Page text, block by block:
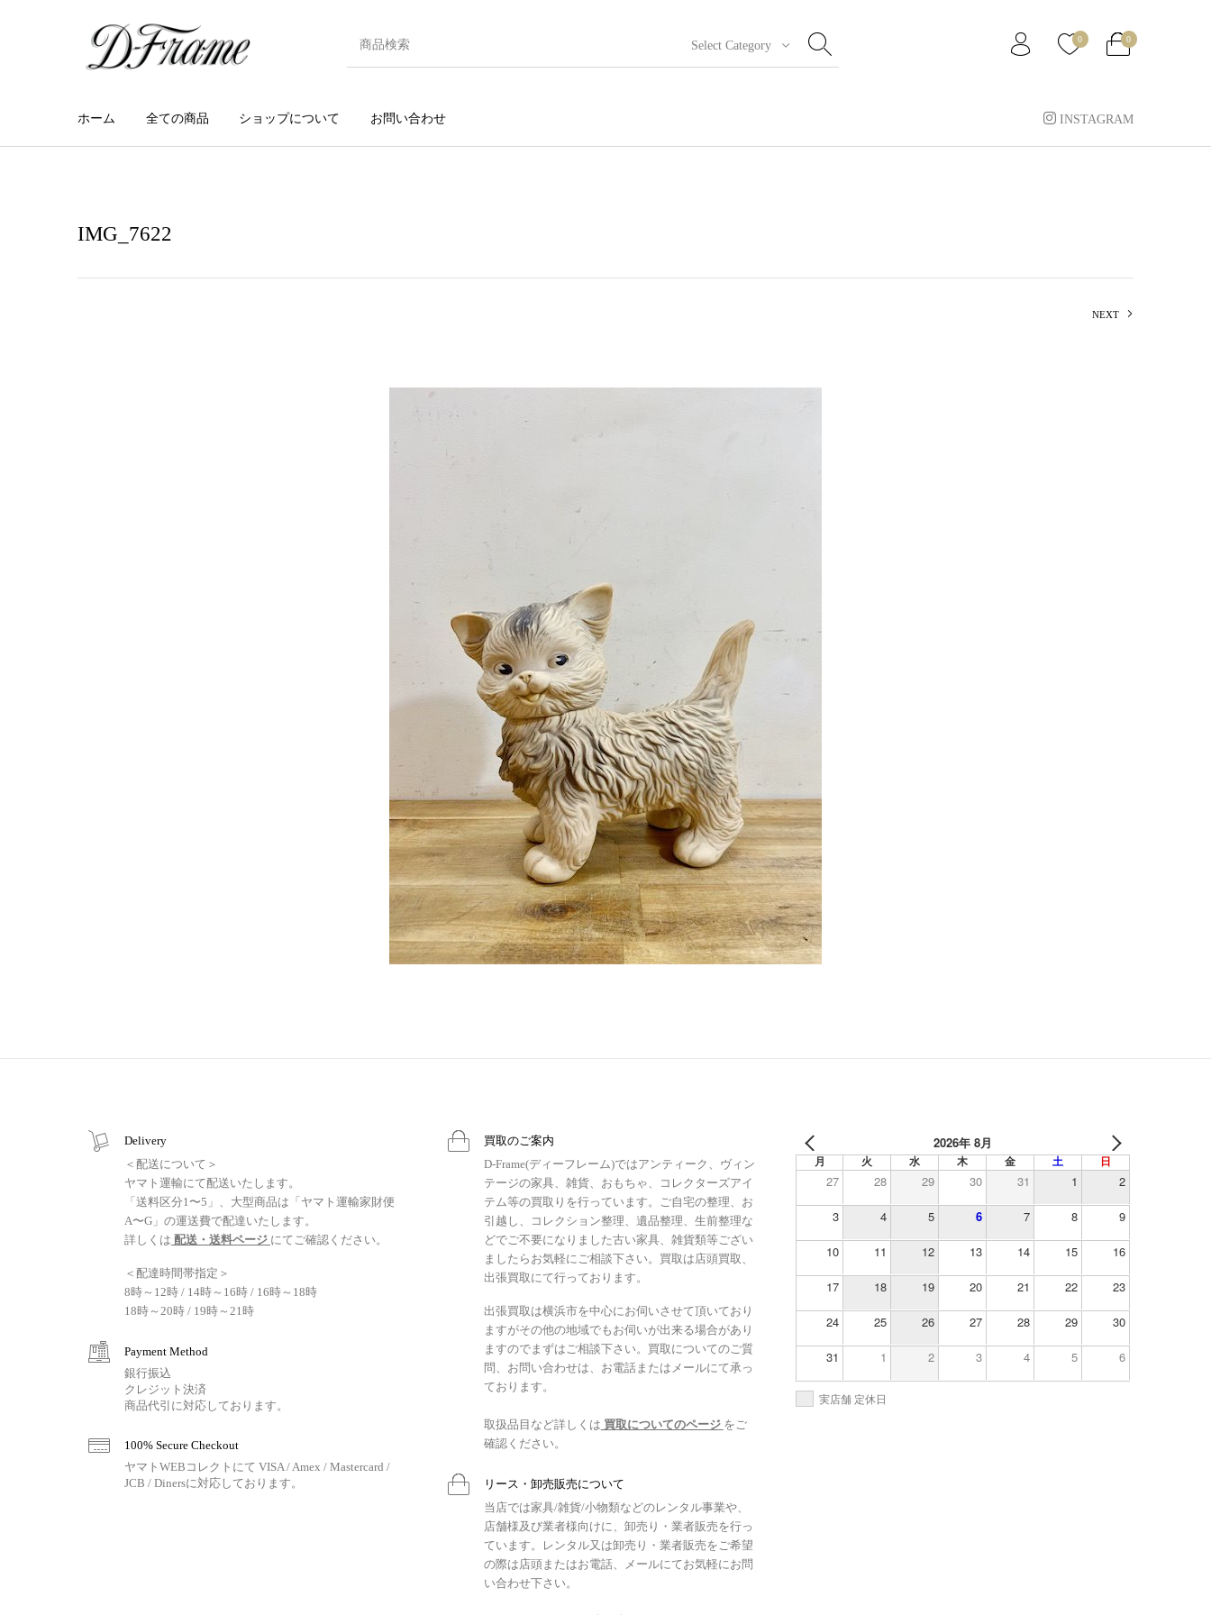
Select Category 0 0
ホーム 全ての商品 ショップについて お問い合わせ INSTAGRAM
IMG_7622
NEXT
Delivery
＜配送について＞
ヤマト運輸にて配送いたします。
「送料区分1〜5」、大型商品は「ヤマト運輸家財便
A〜G」の運送費で配達いたします。
詳しくは 配送・送料ページ にてご確認ください。
＜配達時間帯指定＞
8時～12時 / 14時～16時 / 16時～18時
18時～20時 / 19時～21時
Payment Method
銀行振込
クレジット決済
商品代引に対応しております。
100% Secure Checkout
ヤマトWEBコレクトにて VISA / Amex / Mastercard /
JCB / Dinersに対応しております。
買取のご案内
D-Frame(ディーフレーム)ではアンティーク、ヴィン
テージの家具、雑貨、おもちゃ、コレクターズアイ
テム等の買取りを行っています。ご自宅の整理、お
引越し、コレクション整理、遺品整理、生前整理な
どでご不要になりました古い家具、雑貨類等ござい
ましたらお気軽にご相談下さい。買取は店頭買取、
出張買取にて行っております。
出張買取は横浜市を中心にお伺いさせて頂いており
ますがその他の地域でもお伺いが出来る場合があり
ますのでまずはご相談下さい。買取についてのご質
問、お問い合わせは、お電話またはメールにて承っ
ております。
取扱品目など詳しくは 買取についてのページ をご
確認ください。
リース・卸売販売について
当店では家具/雑貨/小物類などのレンタル事業や、
店舗様及び業者様向けに、卸売り・業者販売を行っ
ています。レンタル又は卸売り・業者販売をご希望
の際は店頭またはお電話、メールにてお気軽にお問
い合わせ下さい。
2026年 8月
月 火 水 木 金 土 日
27 28 29 30 31 1 2
3 4 5 6 7 8 9
10 11 12 13 14 15 16
17 18 19 20 21 22 23
24 25 26 27 28 29 30
31 1 2 3 4 5 6
実店舗 定休日